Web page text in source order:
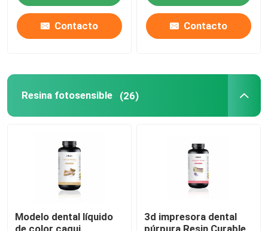
Contacto Contacto
Resina fotosensible (26)
Modelo dental líquido
de color caqui
3d impresora dental
púrpura Resin Curable